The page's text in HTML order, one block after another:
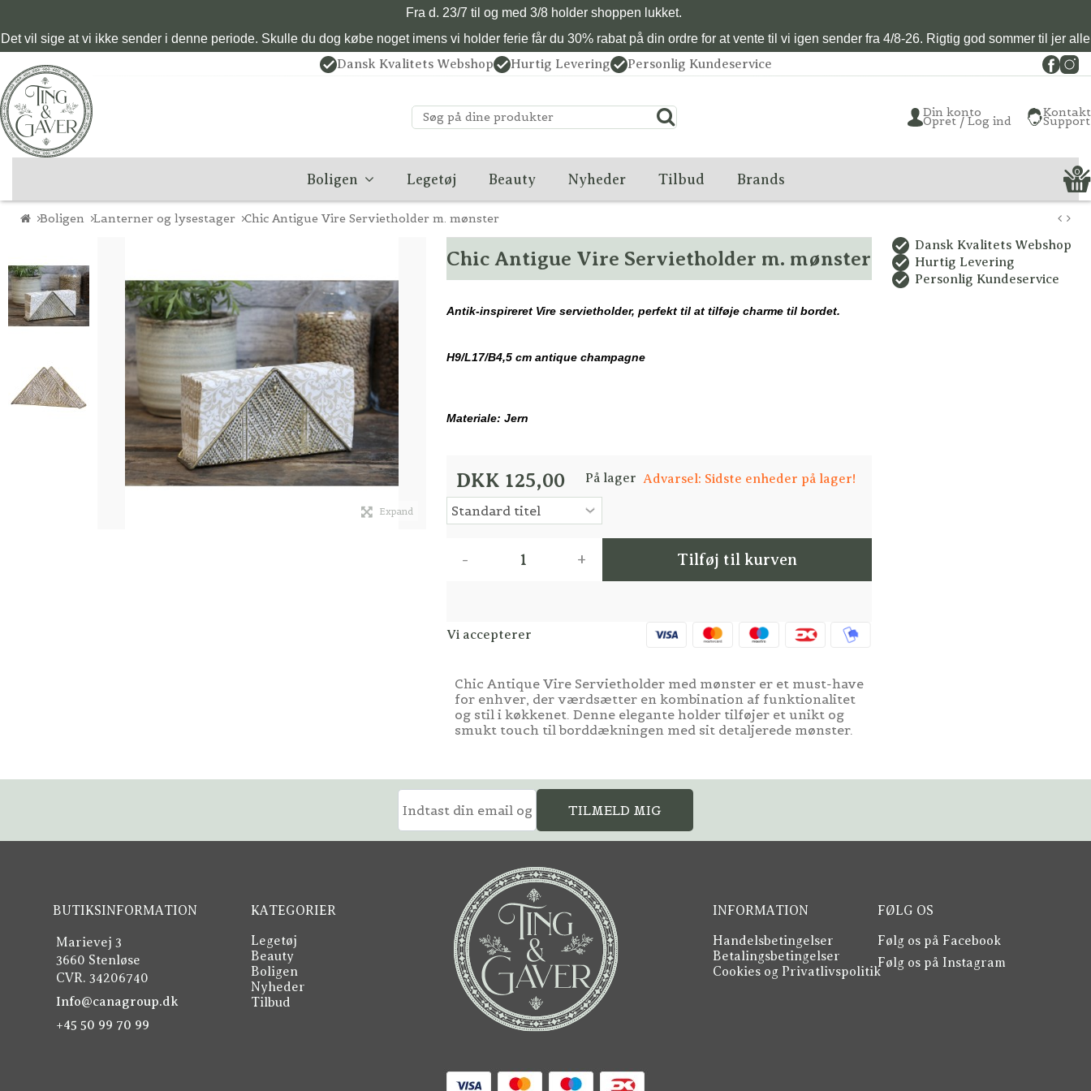
Fra d. 23/7 til og med 3/8 holder shoppen lukket.
Det vil sige at vi ikke sender i denne periode. Skulle du dog købe noget imens vi holder ferie får du 30% rabat på din ordre for at vente til vi igen sender fra 4/8-26. Rigtig god sommer til jer alle
Dansk Kvalitets Webshop Hurtig Levering Personlig Kundeservice
Din konto
Opret / Log ind
Kontakt
Support
Boligen Legetøj Beauty Nyheder Tilbud Brands 0
Boligen Lanterner og lysestager Chic Antigue Vire Servietholder m. mønster
Expand
Chic Antigue Vire Servietholder m. mønster
Antik-inspireret Vire servietholder, perfekt til at tilføje charme til bordet.
H9/L17/B4,5 cm antique champagne
Materiale: Jern
DKK 125,00 På lager Advarsel: Sidste enheder på lager!
- + Tilføj til kurven
Vi accepterer
Dansk Kvalitets Webshop
Hurtig Levering
Personlig Kundeservice
Chic Antique Vire Servietholder med mønster er et must-have
for enhver, der værdsætter en kombination af funktionalitet
og stil i køkkenet. Denne elegante holder tilføjer et unikt og
smukt touch til borddækningen med sit detaljerede mønster.
TILMELD MIG
BUTIKSINFORMATION
Marievej 3
3660 Stenløse
CVR. 34206740
Info@canagroup.dk
+45 50 99 70 99
KATEGORIER
Legetøj
Beauty
Boligen
Nyheder
Tilbud
INFORMATION
Handelsbetingelser
Betalingsbetingelser
Cookies og Privatlivspolitik
FØLG OS
Følg os på Facebook
Følg os på Instagram